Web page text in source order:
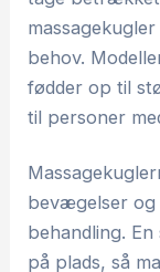
behov.
fødder op til
til personer
bevægelser og
behandling.
på plads, så